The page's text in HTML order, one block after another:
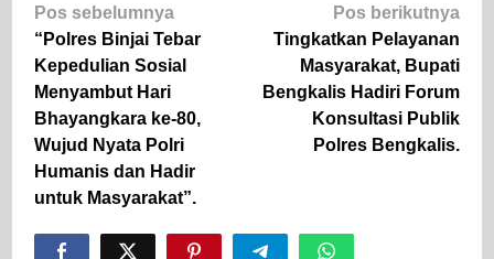
Navigasi
pos
Pos sebelumnya
“Polres Binjai Tebar
Kepedulian Sosial
Menyambut Hari
Bhayangkara ke-80,
Wujud Nyata Polri
Humanis dan Hadir
untuk Masyarakat”.
Pos berikutnya
Tingkatkan Pelayanan
Masyarakat, Bupati
Bengkalis Hadiri Forum
Konsultasi Publik
Polres Bengkalis.